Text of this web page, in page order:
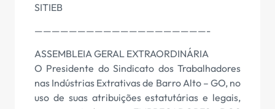
SITIEB
————————————————————-
ASSEMBLEIA GERAL EXTRAORDINÁRIA
O Presidente do Sindicato dos Trabalhadores
nas Indústrias Extrativas de Barro Alto – GO, no
uso de suas atribuições estatutárias e legais,